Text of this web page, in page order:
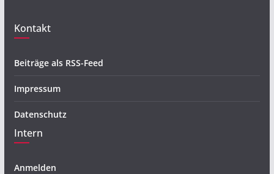
Kontakt
Beiträge als RSS-Feed
Impressum
Datenschutz
Intern
Anmelden